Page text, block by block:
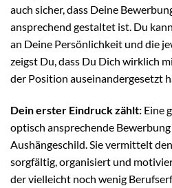
auch sicher, dass Deine
ansprechend gestaltet ist. Du
an Deine Persönlichkeit und die
zeigst Du, dass Du Dich wirklich
der Position auseinandergesetzt
Dein erster Eindruck zählt: Eine
optisch ansprechende
Aushängeschild. Sie vermittelt
sorgfältig, organisiert und
der vielleicht noch wenig